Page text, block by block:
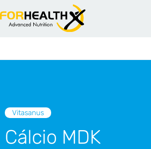
Vitasanus
Cálcio MDK